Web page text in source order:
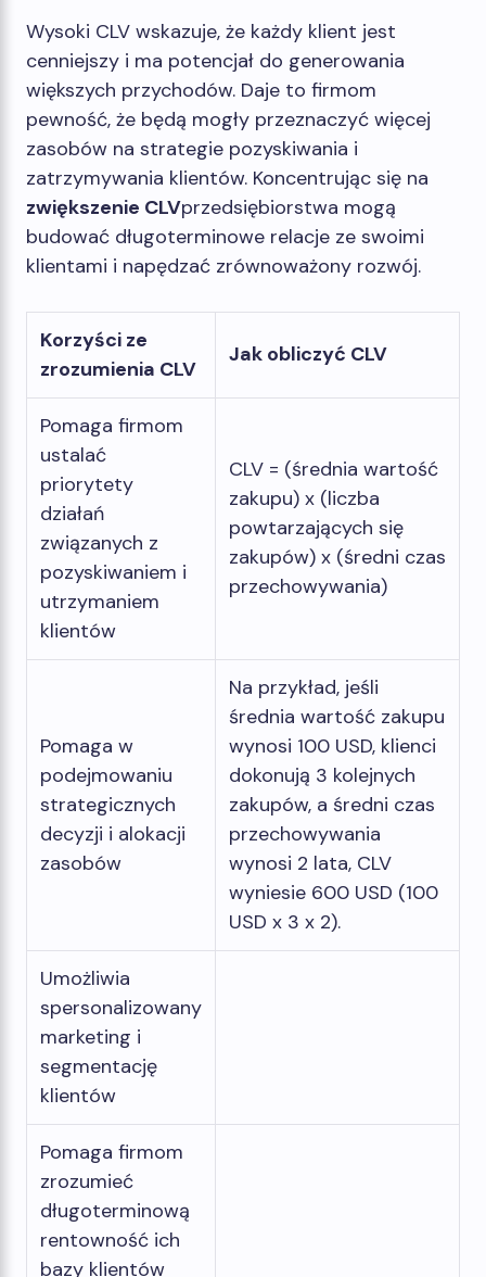
Wysoki CLV wskazuje, że każdy klient jest
cenniejszy i ma potencjał do generowania
większych przychodów. Daje to firmom
pewność, że będą mogły przeznaczyć więcej
zasobów na strategie pozyskiwania i
zatrzymywania klientów. Koncentrując się na
zwiększenie CLVprzedsiębiorstwa mogą
budować długoterminowe relacje ze swoimi
klientami i napędzać zrównoważony rozwój.
Korzyści ze
zrozumienia CLV
Jak obliczyć CLV
Pomaga firmom
ustalać
priorytety
działań
związanych z
pozyskiwaniem i
utrzymaniem
klientów
CLV = (średnia wartość
zakupu) x (liczba
powtarzających się
zakupów) x (średni czas
przechowywania)
Pomaga w
podejmowaniu
strategicznych
decyzji i alokacji
zasobów
Na przykład, jeśli
średnia wartość zakupu
wynosi 100 USD, klienci
dokonują 3 kolejnych
zakupów, a średni czas
przechowywania
wynosi 2 lata, CLV
wyniesie 600 USD (100
USD x 3 x 2).
Umożliwia
spersonalizowany
marketing i
segmentację
klientów
Pomaga firmom
zrozumieć
długoterminową
rentowność ich
bazy klientów